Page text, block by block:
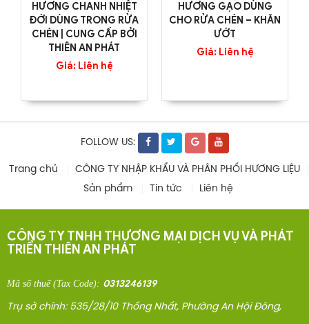
HƯƠNG CHANH NHIỆT
ĐỚI DÙNG TRONG RỬA
CHÉN | CUNG CẤP BỞI
THIÊN AN PHÁT
Giá: Liên hệ
HƯƠNG GẠO DÙNG
CHO RỬA CHÉN – KHĂN
ƯỚT
Giá: Liên hệ
FOLLOW US:
Trang chủ
CÔNG TY NHẬP KHẨU VÀ PHÂN PHỐI HƯƠNG LIỆU
Sản phẩm
Tin tức Liên hệ
CÔNG TY TNHH THƯƠNG MẠI DỊCH VỤ VÀ PHÁT
TRIỂN THIÊN AN PHÁT
Mã số thuế(Tax Code): 0313246139
Trụ sở chính: 535/28/10 Thống Nhất, Phường An Hội Đông,